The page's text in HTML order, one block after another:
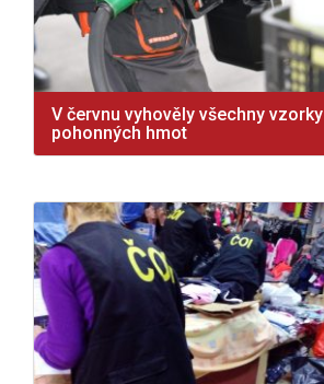
V červnu vyhověly všechny vzorky
pohonných hmot